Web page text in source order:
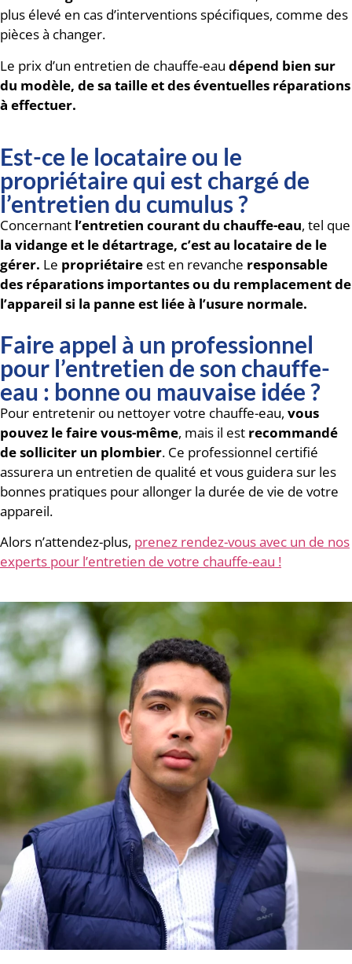
plus élevé en cas d’interventions spécifiques, comme des
pièces à changer.
Le prix d’un entretien de chauffe-eau dépend bien sur
du modèle, de sa taille et des éventuelles réparations
à effectuer.
Est-ce le locataire ou le
propriétaire qui est chargé de
l’entretien du cumulus ?
Concernant l’entretien courant du chauffe-eau, tel que
la vidange et le détartrage, c’est au locataire de le
gérer. Le propriétaire est en revanche responsable
des réparations importantes ou du remplacement de
l’appareil si la panne est liée à l’usure normale.
Faire appel à un professionnel
pour l’entretien de son chauffe-
eau : bonne ou mauvaise idée ?
Pour entretenir ou nettoyer votre chauffe-eau, vous
pouvez le faire vous-même, mais il est recommandé
de solliciter un plombier. Ce professionnel certifié
assurera un entretien de qualité et vous guidera sur les
bonnes pratiques pour allonger la durée de vie de votre
appareil.
Alors n’attendez-plus, prenez rendez-vous avec un de nos
experts pour l’entretien de votre chauffe-eau !